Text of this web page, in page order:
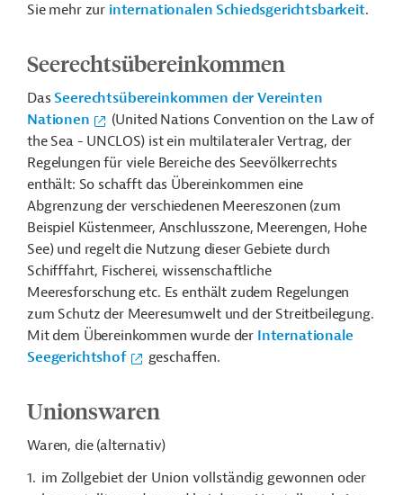
Sie mehr zur internationalen Schiedsgerichtsbarkeit.
Seerechtsübereinkommen
Das Seerechtsübereinkommen der Vereinten
Nationen
(United Nations Convention on the Law of
the Sea - UNCLOS) ist ein multilateraler Vertrag, der
Regelungen für viele Bereiche des Seevölkerrechts
enthält: So schafft das Übereinkommen eine
Abgrenzung der verschiedenen Meereszonen (zum
Beispiel Küstenmeer, Anschlusszone, Meerengen, Hohe
See) und regelt die Nutzung dieser Gebiete durch
Schifffahrt, Fischerei, wissenschaftliche
Meeresforschung etc. Es enthält zudem Regelungen
zum Schutz der Meeresumwelt und der Streitbeilegung.
Mit dem Übereinkommen wurde der Internationale
Seegerichtshof
geschaffen.
Unionswaren
Waren, die (alternativ)
im Zollgebiet der Union vollständig gewonnen oder